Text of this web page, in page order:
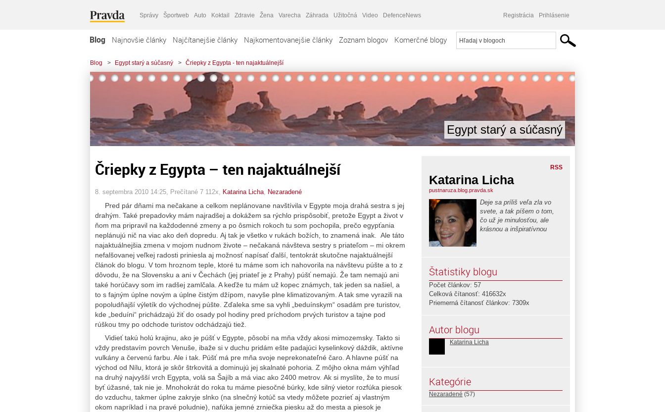
Správy Športweb Auto Koktail Zdravie Žena Varecha Záhrada Užitočná Video DefenceNews Registrácia Prihlásenie
Blog Najnovšie články Najčítanejšie články Najkomentovanejšie články Zoznam blogov Komerčné blogy
Blog > Egypt starý a súčasný > Čriepky z Egypta - ten najaktuálnejší
Egypt starý a súčasný
Čriepky z Egypta – ten najaktuálnejší
8. septembra 2010 14:25 , Prečítané 7 112x, Katarina Licha Nezaradené
Pred pár dňami ma nečakane a celkom neplánovane navštívila v Egypte moja drahá sestra s jej
drahým. Také prepadovky mám najradšej a dokážem sa rýchlo prispôsobiť, pretože Egypt a život v
ňom ma pripravil na každodenné zmeny a po ôsmich rokoch tu som pochopila, prečo egypťania
neplánujú nič na viac ako deň dopredu. Aj tak je všetko v rukách božích, to znamená inak. Ale táto
najaktuálnejšia zmena v mojom nudnom živote – nečakaná návšteva sestry s priateľom – mi okrem
nefalšovanej veľkej radosti priniesla aj možnosť napísať ďalší, tentokrát skutočne najaktuálnejší
článok do blogu. V tom hroznom teple, ktoré tu máme som ich nahovorila na návštevu púšte a to z
dôvodu, že na Slovensku a ani v Čechách (jej priateľ je z Prahy) púšť nemajú. Že tam nemajú ani
také horúčavy som im radšej zamlčala. A keďže tu mám už kopec známych, tak jeden sa našiel, a
to s fajným úplne novým a úplne čistým džípom, navyše plne klimatizovaným. A tak sme vyrazili na
popoludňajší výletík do východnej púšte. Zďaleka sme sa vyhli „beduínskym“ osadám pre turistov,
kde „beduíni“ prichádzajú žiť do osady pol hodiny pred príchodom prvých turistov a tajne pod
rúškou tmy po odchode turistov odchádzajú tiež.
Vidieť takú holú krajinu, ako je púšť v Egypte, pôsobí na mňa vždy akosi mimozemsky. Takto si
vždy predstavím povrch Venuše, ibaže si v duchu pridám ešte padajúci kyselinkový dáždik, aktívne
vulkány a červenú farbu. Ale i tak. Púšť má pre mňa svoje neprekonateľné čaro. A hlavne púšť na
východ od Nílu, ktorá je skôr štrkovitá a dominujú jej skalnaté pohoria. Z môjho okna mám výhľad
na druhý najvyšší vrch Egypta, volá sa Šajíb a má viac ako 2400 metrov. Ak si myslíte, že to musí
byť úžasné, tak nie je. Mnohokrát do roka tu máme piesočné búrky, kde silný vietor rozfúka piesok
do vzduchu, takmer úplne zakryje slnko (na slnečný kotúč sa vtedy môžete pozrieť aj vlastným
okom napríklad i na pravé poludnie), nafúka jemné zrniečka piesku až do mesta a piesok je
RSS
Katarina Licha
pustnaruza.blog.pravda.sk
Deje sa príliš veľa zla vo
svete, a tak píšem o tom,
čo už je minulosťou, ale
krásnou a inšpiratívnou
Štatistiky blogu
Počet článkov: 57
Celková čítanosť: 416632x
Priemerná čítanosť článkov: 7309x
Autor blogu
Katarina Licha
Kategórie
Nezaradené (57)